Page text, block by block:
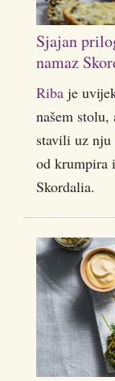
Sjajan
namaz
Riba je
našem
stavili uz nju
od krumpira
Skordalia.